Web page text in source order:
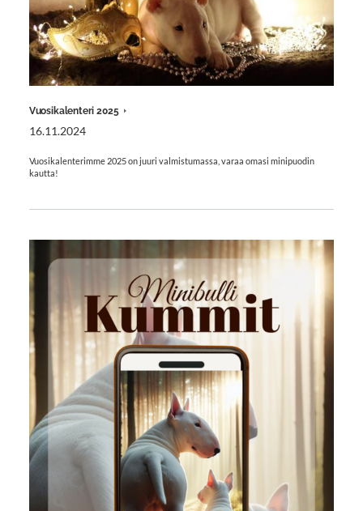
Vuosikalenteri 2025
16.11.2024
Vuosikalenterimme 2025 on juuri valmistumassa, varaa omasi minipuodin
kautta!